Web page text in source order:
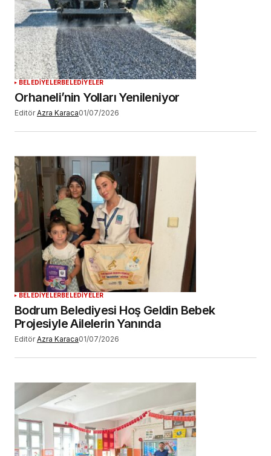
BELEDİYELERBELEDİYELER
Orhaneli’nin Yolları Yenileniyor
Editör Azra Karaca01/07/2026
BELEDİYELERBELEDİYELER
Bodrum Belediyesi Hoş Geldin Bebek
Projesiyle Ailelerin Yanında
Editör Azra Karaca01/07/2026